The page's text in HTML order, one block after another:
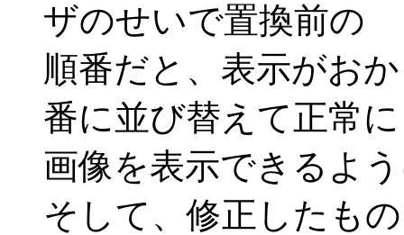
ザのせいで置換前の
順番だと、表示がお
番に並び替えて正常に
画像を表示できるよ
そして、修正したもの